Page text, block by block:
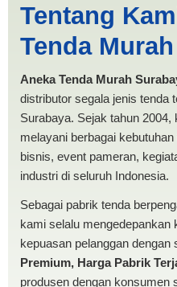
PRODUKSI
MURAH
Tentang
Tenda
Aneka Tenda Murah
distributor segala jenis tenda
Surabaya. Sejak tahun
melayani berbagai
bisnis, event pameran,
industri di seluruh Indonesia.
Sebagai pabrik tenda
kami selalu mengedepankan
kepuasan pelanggan dengan
Premium, Harga Pabrik
produsen dengan konsumen